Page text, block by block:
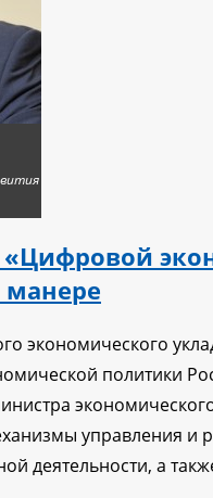
«Цифровой
манере
экономического
политики
управления и
деятельности, а